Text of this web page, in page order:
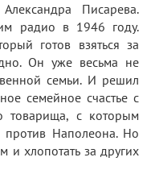
Писарева.
радио в 1946 году.
готов взяться за
Он уже весьма не
семьи. И решил
семейное счастье с
товарища, с которым
Наполеона. Но
и хлопотать за других